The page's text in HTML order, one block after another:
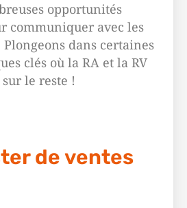
opportunités
communiquer avec les
dans certaines
clés où la RA et la RV
le reste !
de ventes